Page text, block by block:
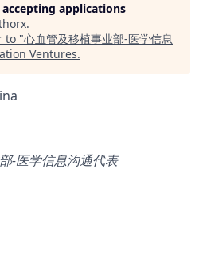
applications
.
to "心血管及移植事业部-医学信息
Ventures.
-医学信息沟通代表